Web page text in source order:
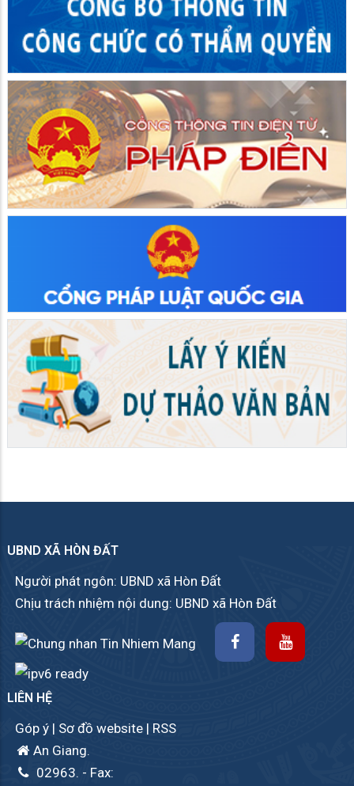
UBND XÃ HÒN ĐẤT
Người phát ngôn: UBND xã Hòn Đất
Chịu trách nhiệm nội dung: UBND xã Hòn Đất
LIÊN HỆ
Góp ý | Sơ đồ website | RSS
An Giang.
02963. - Fax: